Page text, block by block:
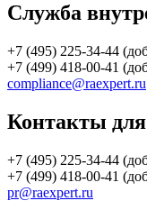
Служба
+7 (495) 225-34-44
+7 (499) 418-00-41
compliance@raexpert.ru
Контакты
+7 (495) 225-34-44
+7 (499) 418-00-41
pr@raexpert.ru